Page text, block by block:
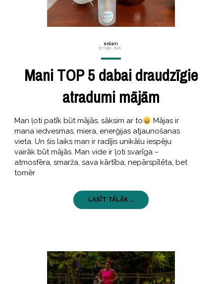
STĀSTI
31 maijs, 2021
Mani TOP 5 dabai draudzīgie
atradumi mājām
Man ļoti patīk būt mājās, sāksim ar to
Mājas ir
mana iedvesmas, miera, enerģijas atjaunošanas
vieta. Un šis laiks man ir radījis unikālu iespēju
vairāk būt mājās. Man vide ir ļoti svarīga –
atmosfēra, smarža, sava kārtība, nepārspīlēta, bet
tomēr
LASĪT TĀLĀK ...